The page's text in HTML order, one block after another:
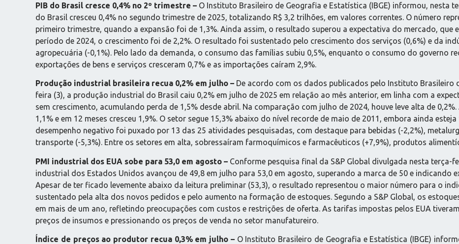
PIB do Brasil cresce 0,4% no 2º trimestre – O Instituto Brasileiro de Geografia e Estatística (IBGE) informou, nesta
do Brasil cresceu 0,4% no segundo trimestre de 2025, totalizando R$ 3,2 trilhões, em valores correntes. O número
primeiro trimestre, quando a expansão foi de 1,3%. Ainda assim, o resultado superou a expectativa do mercado, que
período de 2024, o crescimento foi de 2,2%. O resultado foi sustentado pelo crescimento dos serviços (0,6%) e da
agropecuária (-0,1%). Pelo lado da demanda, o consumo das famílias subiu 0,5%, enquanto o consumo do governo
exportações de bens e serviços cresceram 0,7% e as importações caíram 2,9%.
Produção industrial brasileira recua 0,2% em julho – De acordo com os dados publicados pelo Instituto Brasileiro
feira (3), a produção industrial do Brasil caiu 0,2% em julho de 2025 em relação ao mês anterior, em linha com a
sem crescimento, acumulando perda de 1,5% desde abril. Na comparação com julho de 2024, houve leve alta de
1,1% e em 12 meses cresceu 1,9%. O setor segue 15,3% abaixo do nível recorde de maio de 2011, embora ainda
desempenho negativo foi puxado por 13 das 25 atividades pesquisadas, com destaque para bebidas (-2,2%),
transporte (-5,3%). Entre os setores em alta, sobressaíram farmoquímicos e farmacêuticos (+7,9%), produtos
PMI industrial dos EUA sobe para 53,0 em agosto – Conforme pesquisa final da S&P Global divulgada nesta terça-
industrial dos Estados Unidos avançou de 49,8 em julho para 53,0 em agosto, superando a marca de 50 e indicando
Apesar de ter ficado levemente abaixo da leitura preliminar (53,3), o resultado representou o maior número para o
sustentado pela alta dos novos pedidos e pelo aumento na formação de estoques. Segundo a S&P Global, os
em mais de um ano, refletindo preocupações com custos e restrições de oferta. As tarifas impostas pelos EUA
preços de insumos e pressionando os preços de venda no setor manufatureiro.
Índice de preços ao produtor recua 0,3% em julho –O Instituto Brasileiro de Geografia e Estatística (IBGE)